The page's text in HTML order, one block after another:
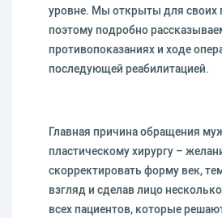
уровне. Мы открыты для своих
поэтому подробно
противопоказаниях и ходе
последующей реабилитацией.
Главная причина обращения
пластическому хирургу –
скорректировать форму век,
взгляд и сделав лицо
всех пациентов, которые